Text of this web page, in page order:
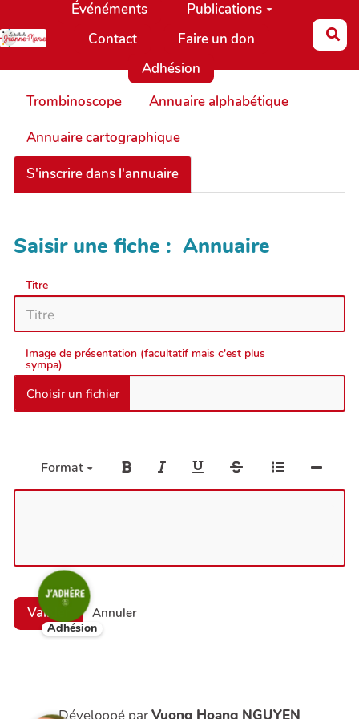
Aller au contenu principal
Événéments
Publications
Contact
Faire un don
Adhésion
Trombinoscope
Annuaire alphabétique
Annuaire cartographique
S'inscrire dans l'annuaire
Saisir une fiche : Annuaire
Titre
Image de présentation (facultatif mais c'est plus
sympa)
Format
Valider Annuler
Adhésion